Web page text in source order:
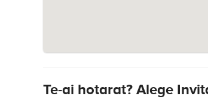
Te-ai hotarat? Alege